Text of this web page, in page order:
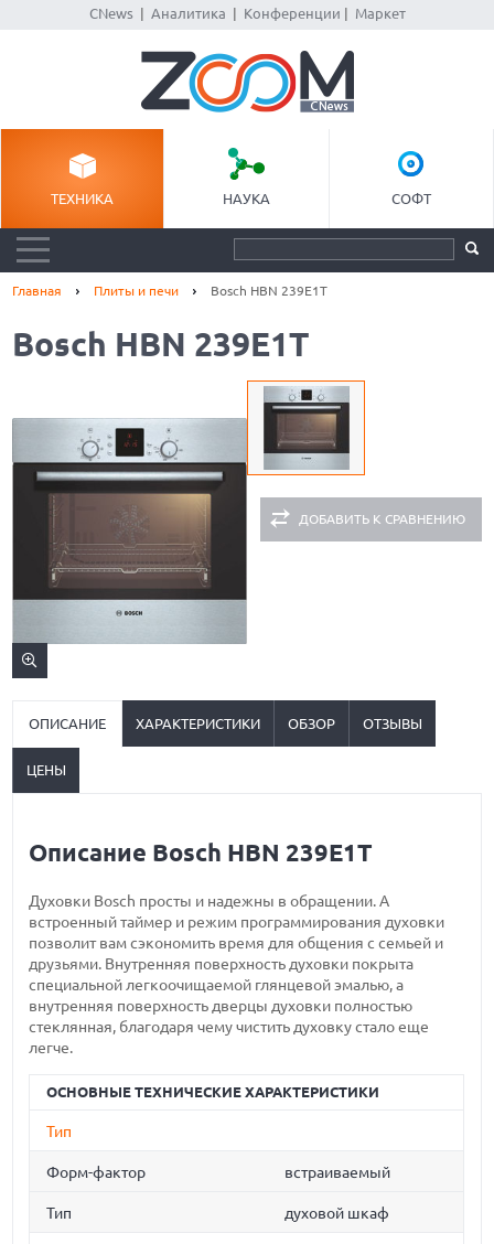
CNews| Аналитика Конференции Маркет
ТЕХНИКА НАУКА СОФТ
Главная Плиты и печи Bosch HBN 239E1T
Bosch HBN 239E1T
ДОБАВИТЬ К СРАВНЕНИЮ
ОПИСАНИЕ ХАРАКТЕРИСТИКИ ОБЗОР ОТЗЫВЫ
ЦЕНЫ
Описание Bosch HBN 239E1T
Духовки Bosch просты и надежны в обращении. А
встроенный таймер и режим программирования духовки
позволит вам сэкономить время для общения с семьей и
друзьями. Внутренняя поверхность духовки покрыта
специальной легкоочищаемой глянцевой эмалью, а
внутренняя поверхность дверцы духовки полностью
стеклянная, благодаря чему чистить духовку стало еще
легче.
ОСНОВНЫЕ ТЕХНИЧЕСКИЕ ХАРАКТЕРИСТИКИ
Тип
Форм-фактор встраиваемый
Тип духовой шкаф